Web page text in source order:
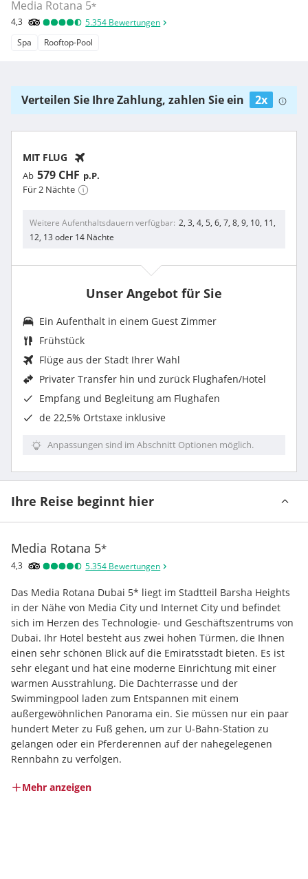
Media Rotana 5*
4,3 5.354 Bewertungen
Spa
Rooftop-Pool
Verteilen Sie Ihre Zahlung, zahlen Sie ein 2x
MIT FLUG
Ab 579 CHF p.P.
Für 2 Nächte
Weitere Aufenthaltsdauern verfügbar 2, 3, 4, 5, 6, 7, 8, 9, 10, 11,
12, 13 oder 14 Nächte
Unser Angebot für Sie
Ein Aufenthalt in einem Guest Zimmer
Frühstück
Flüge aus der Stadt Ihrer Wahl
Privater Transfer hin und zurück Flughafen/Hotel
Empfang und Begleitung am Flughafen
de 22,5% Ortstaxe inklusive
Anpassungen sind im Abschnitt Optionen möglich.
Ihre Reise beginnt hier
Media Rotana 5*
4,3 5.354 Bewertungen
Das Media Rotana Dubai 5* liegt im Stadtteil Barsha Heights
in der Nähe von Media City und Internet City und befindet
sich im Herzen des Technologie- und Geschäftszentrums von
Dubai. Ihr Hotel besteht aus zwei hohen Türmen, die Ihnen
einen sehr schönen Blick auf die Emiratsstadt bieten. Es ist
sehr elegant und hat eine moderne Einrichtung mit einer
warmen Ausstrahlung. Die Dachterrasse und der
Swimmingpool laden zum Entspannen mit einem
außergewöhnlichen Panorama ein. Sie müssen nur ein paar
hundert Meter zu Fuß gehen, um zur U-Bahn-Station zu
gelangen oder ein Pferderennen auf der nahegelegenen
Rennbahn zu verfolgen.
Mehr anzeigen